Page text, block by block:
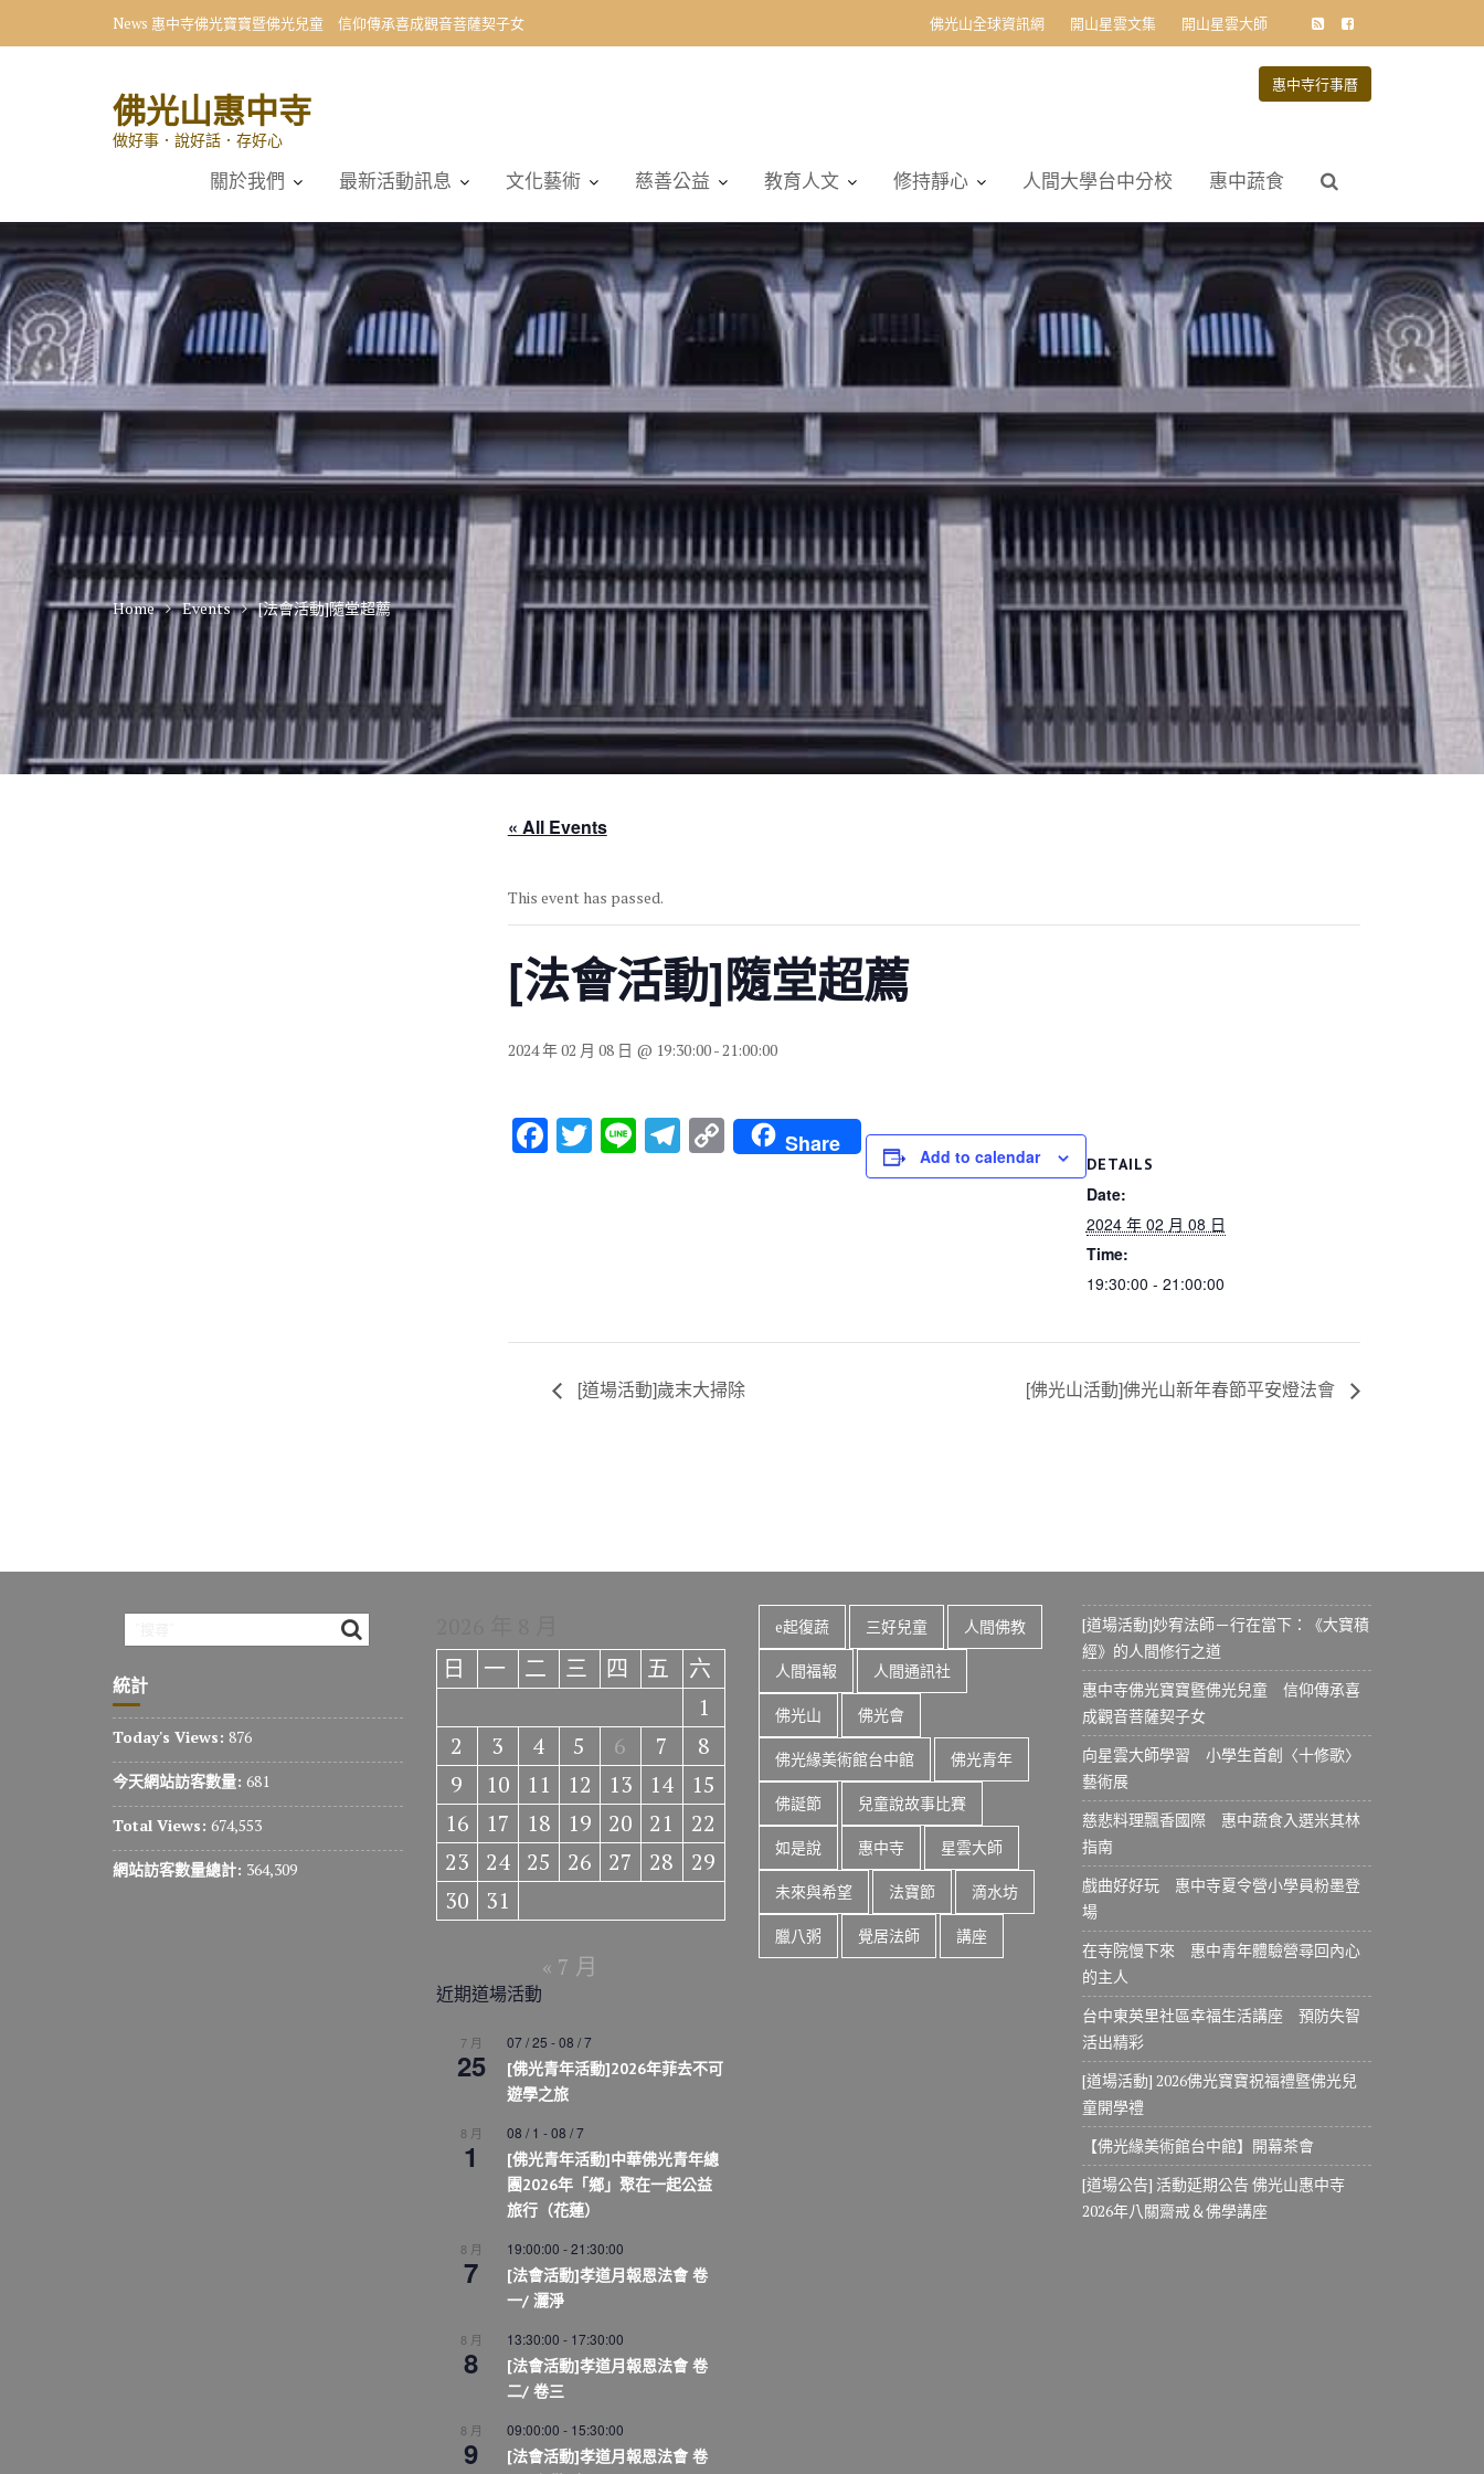
News 惠中寺佛光寶寶暨佛光兒童 信仰傳承喜成觀音菩薩契子女 佛光山全球資訊網 開山星雲文集 開山星雲大師
佛光山惠中寺
做好事．說好話．存好心
惠中寺行事曆
關於我們 最新活動訊息 文化藝術 慈善公益 教育人文 修持靜心 人間大學台中分校 惠中蔬食
Home Events [法會活動]隨堂超薦
« All Events
This event has passed.
[法會活動]隨堂超薦
2024 年 02 月 08 日 @ 19:30:00-21:00:00
F
o
k
T Li T C
o
k
Share Add to calendar DETAILS
Date:
2024 年 02 月 08 日
Time:
19:30:00 - 21:00:00
[道場活動]歲末大掃除 [佛光山活動]佛光山新年春節平安燈法會
統計
Today's Views: 876
今天網站訪客數量: 681
Total Views: 674,553
網站訪客數量總計: 364,309
日
一 二 三 四 五
六
1
2
3 4 5 6 7
8
9
10 11 12 13 14
15
16
17 18 19 20 21
22
23
24 25 26 27 28
29
30
31
« 7 月
近期道場活動
7 月
25
07 / 25 -08 / 7
[佛光青年活動]2026年菲去不可
遊學之旅
8 月
1
08 / 1 -08 / 7
[佛光青年活動]中華佛光青年總
團2026年「鄉」聚在一起公益
旅行（花蓮）
8 月
7
19:00:00 -21:30:00
[法會活動]孝道月報恩法會 卷
一/ 灑淨
8 月
8
13:30:00 - 17:30:00
[法會活動]孝道月報恩法會 卷
二/ 卷三
8 月
9
09:00:00 - 15:30:00
[法會活動]孝道月報恩法會 卷
e起復蔬 三好兒童 人間佛教
人間福報 人間通訊社
佛光山 佛光會
佛光緣美術館台中館 佛光青年
佛誕節 兒童說故事比賽
如是說 惠中寺 星雲大師
未來與希望 法寶節 滴水坊
臘八粥 覺居法師 講座
[道場活動]妙宥法師－行在當下：《大寶積
經》的人間修行之道
惠中寺佛光寶寶暨佛光兒童 信仰傳承喜
成觀音菩薩契子女
向星雲大師學習 小學生首創〈十修歌〉
藝術展
慈悲料理飄香國際 惠中蔬食入選米其林
指南
戲曲好好玩 惠中寺夏令營小學員粉墨登
場
在寺院慢下來 惠中青年體驗營尋回內心
的主人
台中東英里社區幸福生活講座 預防失智
活出精彩
[道場活動] 2026佛光寶寶祝福禮暨佛光兒
童開學禮
【佛光緣美術館台中館】開幕茶會
[道場公告] 活動延期公告 佛光山惠中寺
2026年八關齋戒＆佛學講座